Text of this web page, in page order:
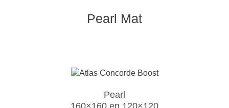
Pearl Mat
Pearl
160×160 en 120×120